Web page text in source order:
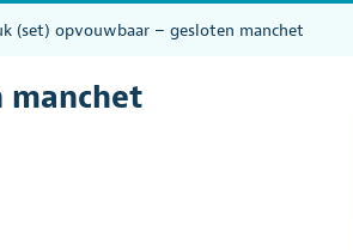
(set) opvouwbaar – gesloten manchet
manchet